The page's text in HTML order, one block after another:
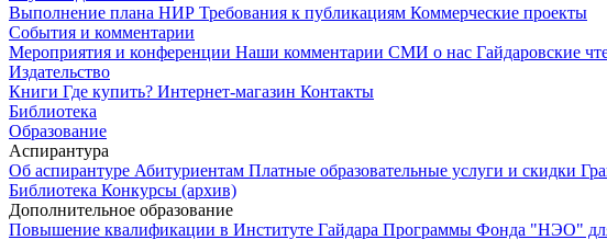
Выполнение плана НИР Требования к публикациям Коммерческие проекты
События и комментарии
Мероприятия и конференции Наши комментарии СМИ о нас Гайдаровские
Издательство
Книги Где купить? Интернет-магазин Контакты
Библиотека
Образование
Аспирантура
Об аспирантуре Абитуриентам Платные образовательные услуги и скидки
Библиотека Конкурсы (архив)
Дополнительное образование
Повышение квалификации в Институте Гайдара Программы Фонда "НЭО"